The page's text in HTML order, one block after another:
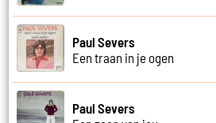
Paul Severs
Een traan in je ogen
Paul Severs